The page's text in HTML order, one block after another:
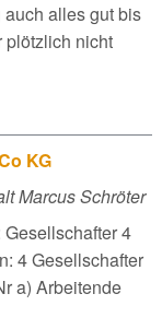
alles gut bis
plötzlich nicht
KG
Marcus Schröter
4
4 Gesellschafter
a) Arbeitende